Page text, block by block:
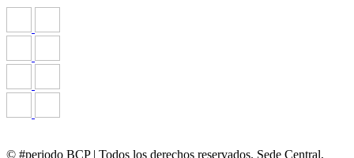
© #periodo BCP | Todos los derechos reservados. Sede Central,